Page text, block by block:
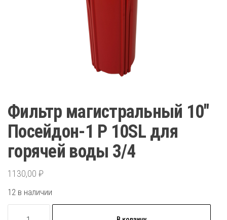
Фильтр магистральный 10″
Посейдон-1 Р 10SL для
горячей воды 3/4
1130,00 ₽
12 в наличии